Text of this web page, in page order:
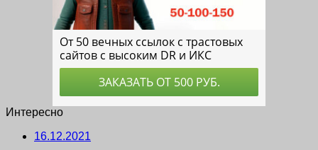
Интересно
16.12.2021